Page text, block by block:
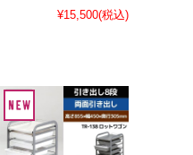
¥15,500(税込)